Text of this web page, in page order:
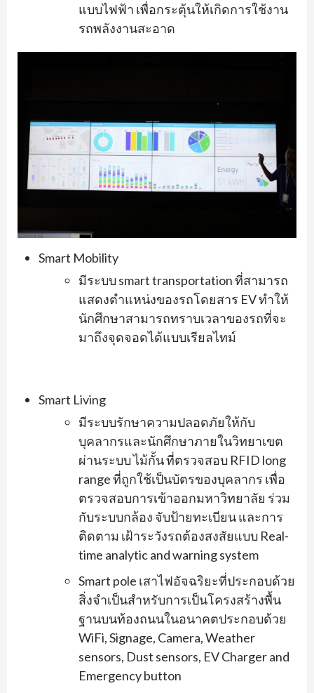
แบบไฟฟ้า เพื่อกระตุ้นให้เกิดการใช้งาน
รถพลังงานสะอาด
Smart Mobility
มีระบบ smart transportation ที่สามารถ
แสดงตำแหน่งของรถโดยสาร EV ทำให้
นักศึกษาสามารถทราบเวลาของรถที่จะ
มาถึงจุดจอดได้แบบเรียลไทม์
Smart Living
มีระบบรักษาความปลอดภัยให้กับ
บุคลากรและนักศึกษาภายในวิทยาเขต
ผ่านระบบ ไม้กั้น ที่ตรวจสอบ RFID long
range ที่ถูกใช้เป็นบัตรของบุคลากร เพื่อ
ตรวจสอบการเข้าออกมหาวิทยาลัย ร่วม
กับระบบกล้อง จับป้ายทะเบียน และการ
ติดตาม เฝ้าระวังรถต้องสงสัยแบบ Real-
time analytic and warning system
Smart pole เสาไฟอัจฉริยะที่ประกอบด้วย
สิ่งจำเป็นสำหรับการเป็นโครงสร้างพื้น
ฐานบนท้องถนนในอนาคตประกอบด้วย
WiFi, Signage, Camera, Weather
sensors, Dust sensors, EV Charger and
Emergency button